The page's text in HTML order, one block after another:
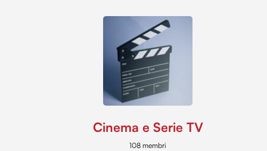
Cinema e Serie TV
108 membri